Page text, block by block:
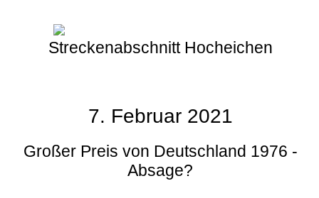
Streckenabschnitt Hocheichen
7. Februar 2021
Großer Preis von Deutschland 1976 -
Absage?